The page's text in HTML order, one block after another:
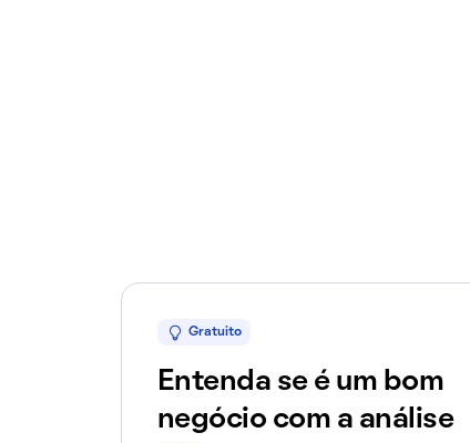
Gratuito
Entenda se é um bom
negócio com a análise